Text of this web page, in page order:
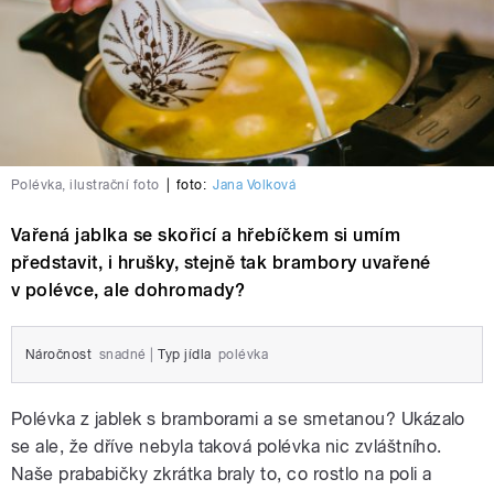
Polévka, ilustrační foto foto: Jana Volková
Vařená jablka se skořicí a hřebíčkem si umím
představit, i hrušky, stejně tak brambory uvařené
v polévce, ale dohromady?
Náročnost snadné Typ jídla polévka
Polévka z jablek s bramborami a se smetanou? Ukázalo
se ale, že dříve nebyla taková polévka nic zvláštního.
Naše prababičky zkrátka braly to, co rostlo na poli a